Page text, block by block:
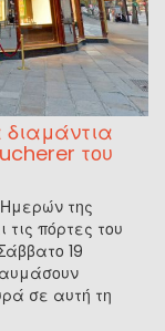
του
της
τις πόρτες του
19
σε αυτή τη